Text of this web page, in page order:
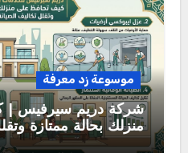
موسوعة زد معرفة
شركة دريم سيرفيس |
منزلك بحالة ممتازة
المستقبلية؟